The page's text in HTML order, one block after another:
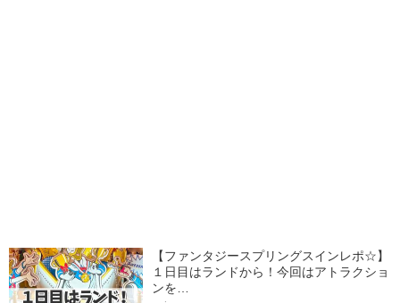
【ファンタジースプリングスインレポ☆】
１日目はランドから！今回はアトラクショ
ンを…